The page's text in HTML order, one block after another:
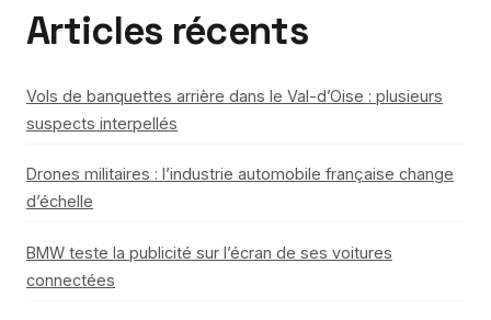
Articles récents
Vols de banquettes arrière dans le Val-d’Oise : plusieurs
suspects interpellés
Drones militaires : l’industrie automobile française change
d’échelle
BMW teste la publicité sur l’écran de ses voitures
connectées